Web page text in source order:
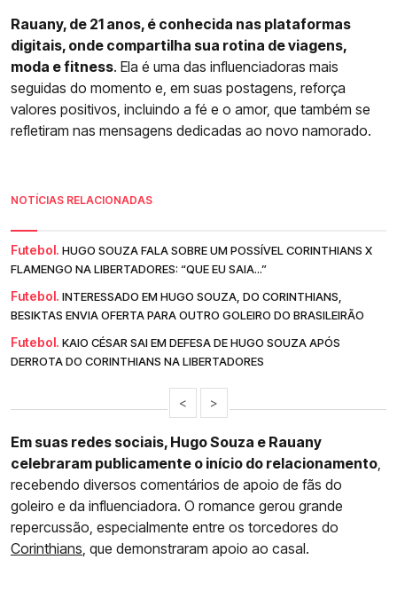
Rauany, de 21 anos, é conhecida nas plataformas
digitais, onde compartilha sua rotina de viagens,
moda e fitness. Ela é uma das influenciadoras mais
seguidas do momento e, em suas postagens, reforça
valores positivos, incluindo a fé e o amor, que também se
refletiram nas mensagens dedicadas ao novo namorado.
NOTÍCIAS RELACIONADAS
Futebol. HUGO SOUZA FALA SOBRE UM POSSÍVEL CORINTHIANS X
FLAMENGO NA LIBERTADORES: “QUE EU SAIA...”
Futebol. INTERESSADO EM HUGO SOUZA, DO CORINTHIANS,
BESIKTAS ENVIA OFERTA PARA OUTRO GOLEIRO DO BRASILEIRÃO
Futebol. KAIO CÉSAR SAI EM DEFESA DE HUGO SOUZA APÓS
DERROTA DO CORINTHIANS NA LIBERTADORES
< >
Em suas redes sociais, Hugo Souza e Rauany
celebraram publicamente o início do relacionamento,
recebendo diversos comentários de apoio de fãs do
goleiro e da influenciadora. O romance gerou grande
repercussão, especialmente entre os torcedores do
Corinthians, que demonstraram apoio ao casal.